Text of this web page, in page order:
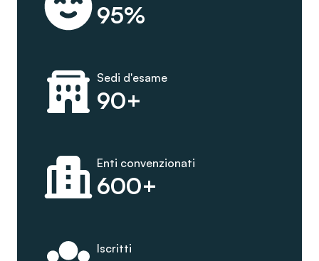
95%
90+
Sedi d'esame
600+
Enti convenzionati
Iscritti